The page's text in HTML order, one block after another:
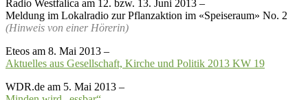
Radio Westfalica am 12. bzw. 13. Juni 2013 –
Meldung im Lokalradio zur Pflanzaktion im «Speiseraum» No. 2
(Hinweis von einer Hörerin)
Eteos am 8. Mai 2013 –
Aktuelles aus Gesellschaft, Kirche und Politik 2013 KW 19
WDR.de am 5. Mai 2013 –